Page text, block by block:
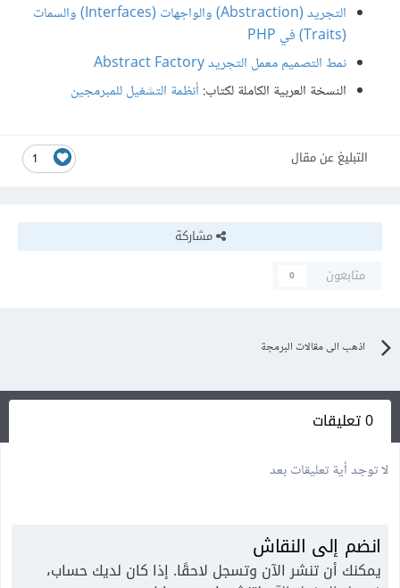
التجريد (Abstraction) والواجهات (Interfaces) والسمات
(Traits) في PHP
نمط التصميم معمل التجريد Abstract Factory
النسخة العربية الكاملة لكتاب: أنظمة التشغيل للمبرمجين
1 التبليغ عن مقال
مشاركة
متابعون
0
اذهب الى مقالات البرمجة
0 تعليقات
لا توجد أية تعليقات بعد
انضم إلى النقاش
يمكنك أن تنشر الآن وتسجل لاحقًا. إذا كان لديك حساب،